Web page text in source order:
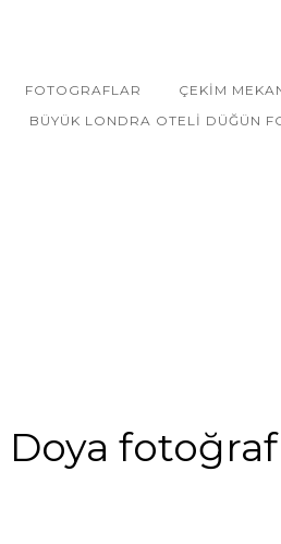
FOTOGRAFLAR ÇEKIM
BÜYÜK LONDRA OTELI DÜĞÜN
Doya